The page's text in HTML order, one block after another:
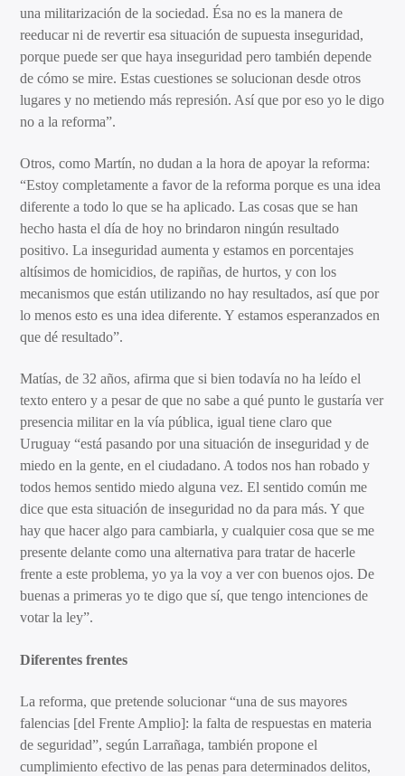
una militarización de la sociedad. Ésa no es la manera de
reeducar ni de revertir esa situación de supuesta inseguridad,
porque puede ser que haya inseguridad pero también depende
de cómo se mire. Estas cuestiones se solucionan desde otros
lugares y no metiendo más represión. Así que por eso yo le digo
no a la reforma”.
Otros, como Martín, no dudan a la hora de apoyar la reforma:
“Estoy completamente a favor de la reforma porque es una idea
diferente a todo lo que se ha aplicado. Las cosas que se han
hecho hasta el día de hoy no brindaron ningún resultado
positivo. La inseguridad aumenta y estamos en porcentajes
altísimos de homicidios, de rapiñas, de hurtos, y con los
mecanismos que están utilizando no hay resultados, así que por
lo menos esto es una idea diferente. Y estamos esperanzados en
que dé resultado”.
Matías, de 32 años, afirma que si bien todavía no ha leído el
texto entero y a pesar de que no sabe a qué punto le gustaría ver
presencia militar en la vía pública, igual tiene claro que
Uruguay “está pasando por una situación de inseguridad y de
miedo en la gente, en el ciudadano. A todos nos han robado y
todos hemos sentido miedo alguna vez. El sentido común me
dice que esta situación de inseguridad no da para más. Y que
hay que hacer algo para cambiarla, y cualquier cosa que se me
presente delante como una alternativa para tratar de hacerle
frente a este problema, yo ya la voy a ver con buenos ojos. De
buenas a primeras yo te digo que sí, que tengo intenciones de
votar la ley”.
Diferentes frentes
La reforma, que pretende solucionar “una de sus mayores
falencias [del Frente Amplio]: la falta de respuestas en materia
de seguridad”, según Larrañaga, también propone el
cumplimiento efectivo de las penas para determinados delitos,